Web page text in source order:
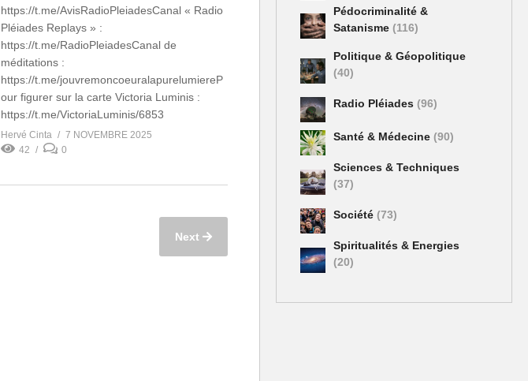
https://t.me/AvisRadioPleiadesCanal « Radio
Pléiades Replays » :
https://t.me/RadioPleiadesCanal de
méditations :
https://t.me/jouvremoncoeuralapurelumiereP
our figurer sur la carte Victoria Luminis :
https://t.me/VictoriaLuminis/6853
Hervé Cinta
7 NOVEMBRE 2025
42
0
Next
Pédocriminalité &
Satanisme (116)
Politique & Géopolitique
(40)
Radio Pléiades (96)
Santé & Médecine (90)
Sciences & Techniques
(37)
Société (73)
Spiritualités & Energies
(20)